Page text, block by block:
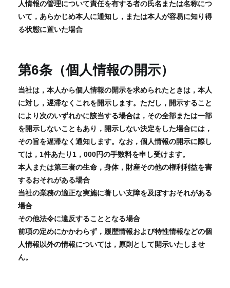
人情報の管理について責任を有する者の氏名または名称につ
いて，あらかじめ本人に通知し，または本人が容易に知り得
る状態に置いた場合
第6条（個人情報の開示）
当社は，本人から個人情報の開示を求められたときは，本人
に対し，遅滞なくこれを開示します。ただし，開示すること
により次のいずれかに該当する場合は，その全部または一部
を開示しないこともあり，開示しない決定をした場合には，
その旨を遅滞なく通知します。なお，個人情報の開示に際し
ては，1件あたり1，000円の手数料を申し受けます。
本人または第三者の生命，身体，財産その他の権利利益を害
するおそれがある場合
当社の業務の適正な実施に著しい支障を及ぼすおそれがある
場合
その他法令に違反することとなる場合
前項の定めにかかわらず，履歴情報および特性情報などの個
人情報以外の情報については，原則として開示いたしませ
ん。